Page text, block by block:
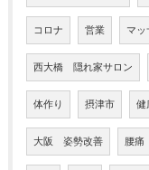
コロナ 営業 マッ
西大橋 隠れ家サロン
体作り 摂津市 健
大阪 姿勢改善 腰痛